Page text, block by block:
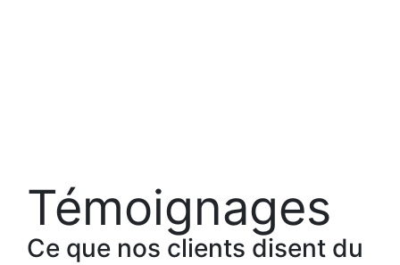
Témoignages
Ce que nos clients disent du